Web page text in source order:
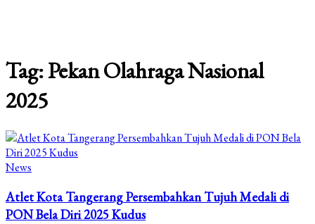
Tag: Pekan Olahraga Nasional
2025
News
Atlet Kota Tangerang Persembahkan Tujuh Medali di
PON Bela Diri 2025 Kudus